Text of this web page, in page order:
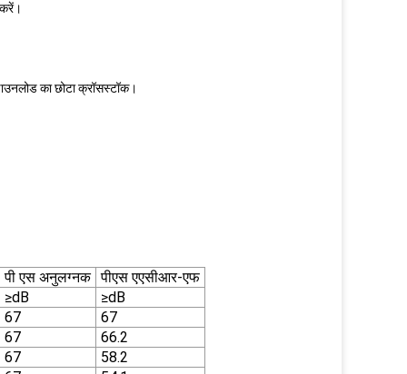
का छोटा क्रॉसस्टॉक।
पी एस अनुलग्नक पीएस एएसीआर-एफ
≥dB
≥dB
67
67
67
66.2
67
58.2